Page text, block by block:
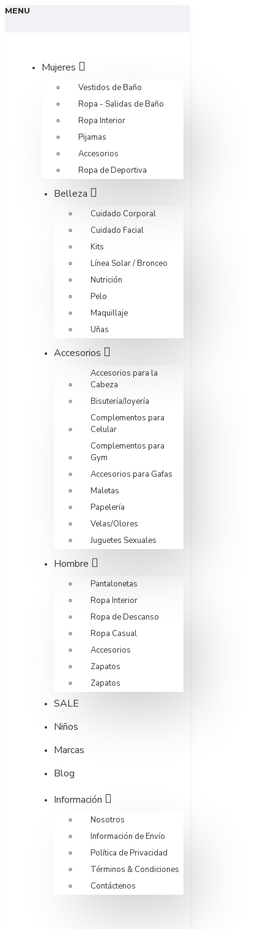
MENU
Mujeres
Vestidos de Baño
Ropa - Salidas de Baño
Ropa Interior
Pijamas
Accesorios
Ropa de Deportiva
Belleza
Cuidado Corporal
Cuidado Facial
Kits
Línea Solar / Bronceo
Nutrición
Pelo
Maquillaje
Uñas
Accesorios
Accesorios para la
Cabeza
Bisutería/Joyería
Complementos para
Celular
Complementos para
Gym
Accesorios para Gafas
Maletas
Papelería
Velas/Olores
Juguetes Sexuales
Hombre
Pantalonetas
Ropa Interior
Ropa de Descanso
Ropa Casual
Accesorios
Zapatos
Zapatos
SALE
Niños
Marcas
Blog
Información
Nosotros
Información de Envío
Política de Privacidad
Términos & Condiciones
Contáctenos